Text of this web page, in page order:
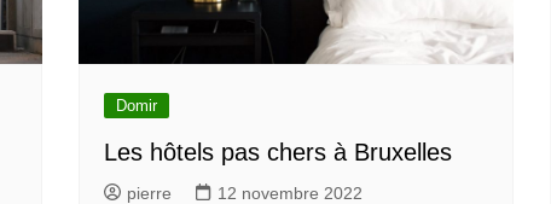
Domir
Les hôtels pas chers à Bruxelles
pierre 12 novembre 2022